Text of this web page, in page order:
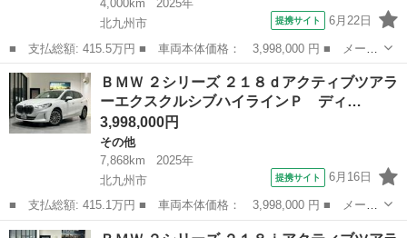
4,000km
2025年
北九州市
提携サイト 6月22日
■ 支払総額: 415.5万円 ■ 車両本体価格： 3,998,000 円 ■ メーカ
ー名： ＢＭＷ ■ 車種名： ２シリーズ ■ グレード名： ２１８
ｄアクティブツアラー Ｍスポーツ 認定中古車 ＡｐｐｌｅＣａｒ
Ｐｌａｙ...
福岡 北九州市
ＢＭＷ ２シリーズ ２１８ｄアクティブツアラ
ーエクスクルシブハイラインＰ ディ…
3,998,000円
その他
7,868km
2025年
北九州市
提携サイト 6月16日
■ 支払総額: 415.1万円 ■ 車両本体価格： 3,998,000 円 ■ メーカ
ー名： ＢＭＷ ■ 車種名： ２シリーズ ■ グレード名： ２１８
福岡 北九州市